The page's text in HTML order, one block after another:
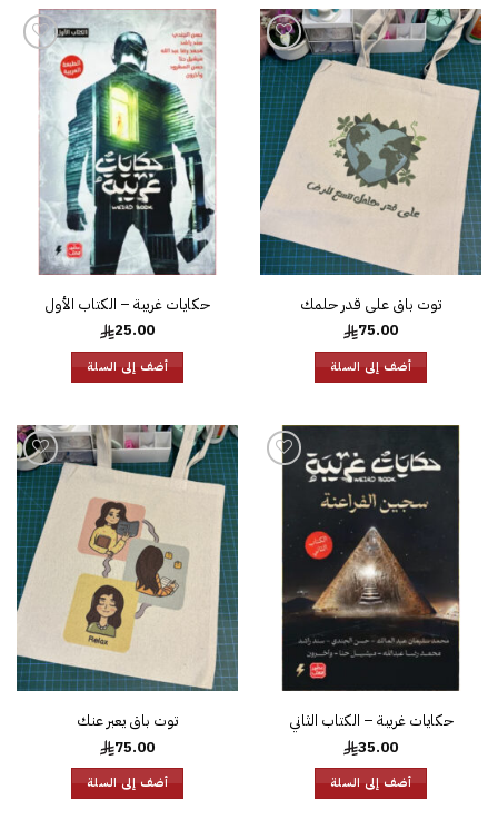
إضافة
إلى
قائمة
الرغبات
توت باق على قدر حلمك
75.00
أضف إلى السلة
إضافة
قائمة
الرغبات
حكايات غريبة – الكتاب الأول
25.00
أضف إلى السلة
الرغبات
حكايات غريبة – الكتاب الثاني
35.00
أضف إلى السلة
إضافة
إلى
قائمة
الرغبات
توت باق يعبر عنك
75.00
أضف إلى السلة